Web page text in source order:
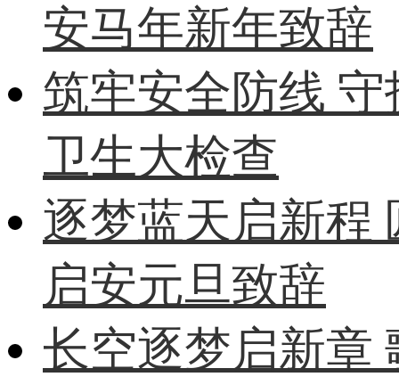
安马年新年致辞
筑牢安全防线
卫生大检查
逐梦蓝天启新
启安元旦致辞
长空逐梦启新